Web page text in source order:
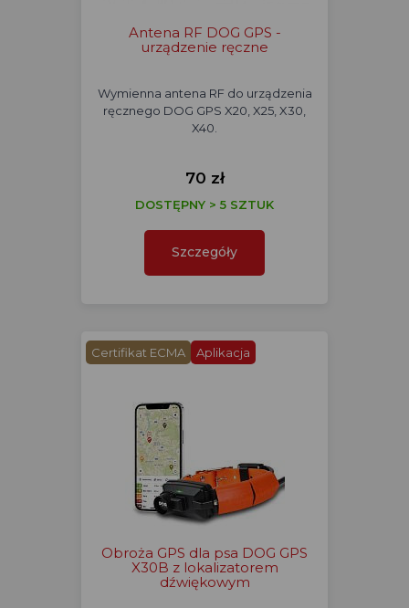
Antena RF DOG GPS -
urządzenie ręczne
Wymienna antena RF do urządzenia
ręcznego DOG GPS X20, X25, X30,
X40.
70 zł
DOSTĘPNY > 5 SZTUK
Szczegóły
Certifikat ECMA Aplikacja
Obroża GPS dla psa DOG GPS
X30B z lokalizatorem
dźwiękowym